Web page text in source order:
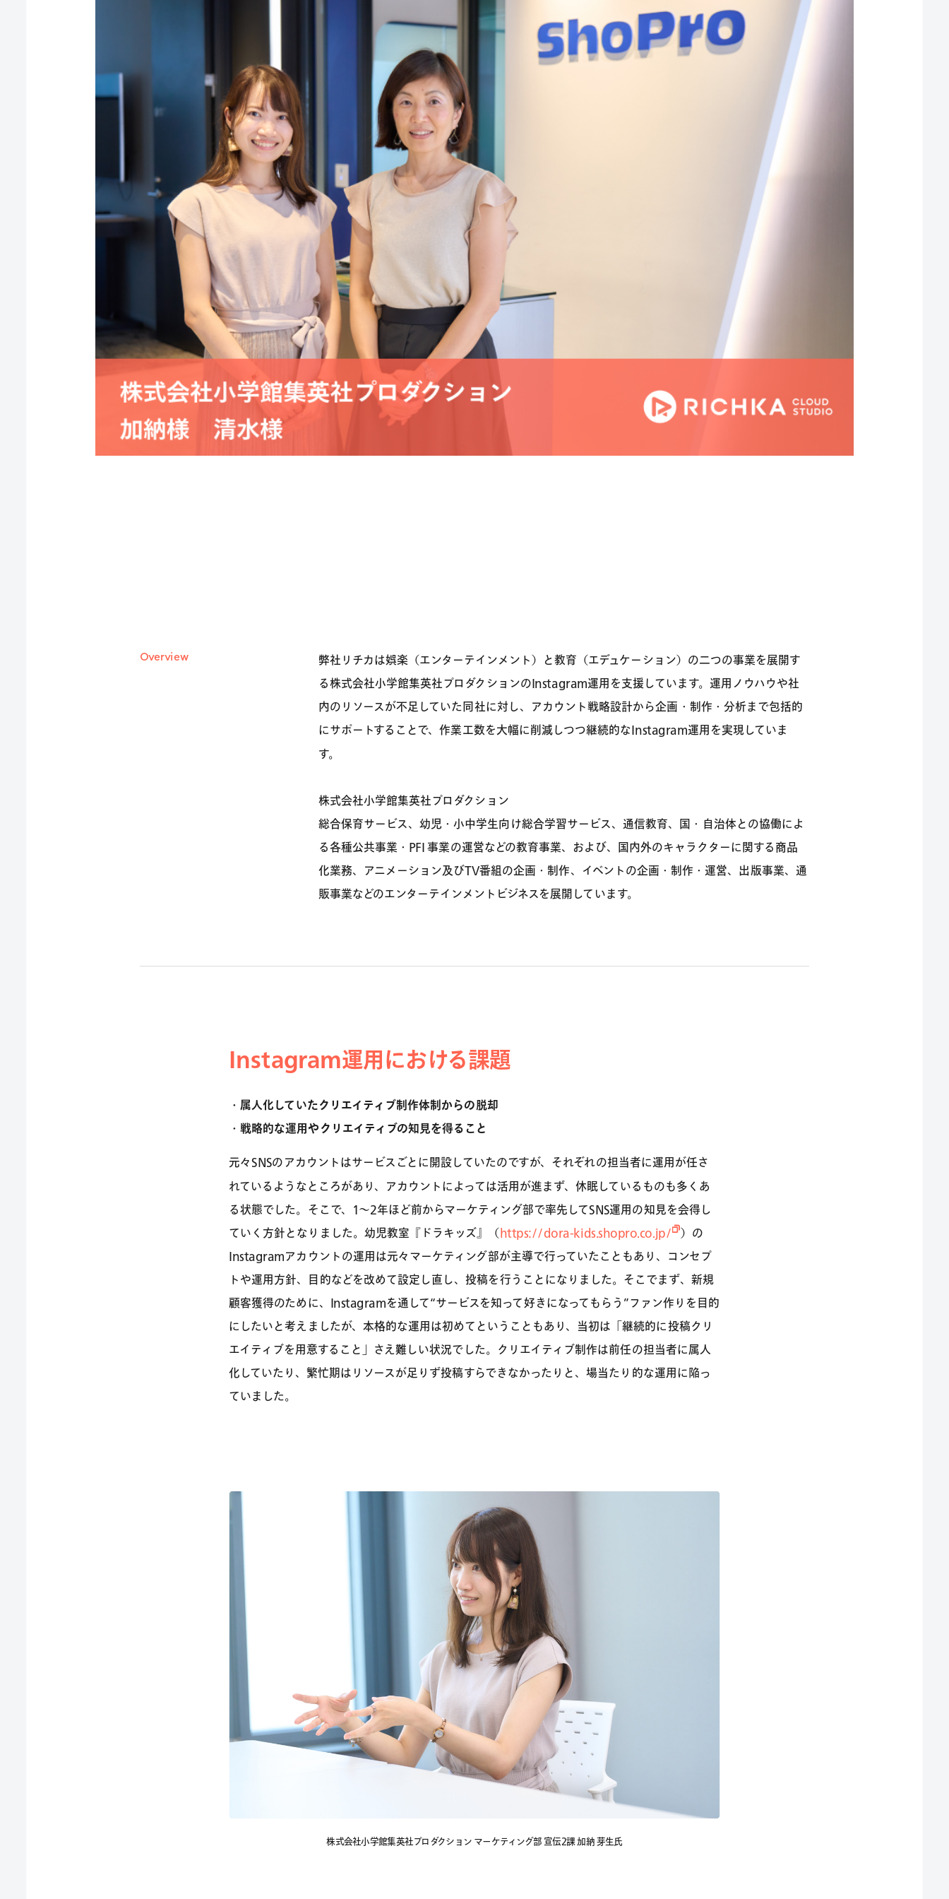
Overview
弊社リチカは娯楽（エンターテインメント）と教育（エデュケーション）の二つの事業を展開す
る株式会社小学館集英社プロダクションのInstagram運用を支援しています。運用ノウハウや社
内のリソースが不足していた同社に対し、アカウント戦略設計から企画・制作・分析まで包括的
にサポートすることで、作業工数を大幅に削減しつつ継続的なInstagram運用を実現していま
す。
株式会社小学館集英社プロダクション
総合保育サービス、幼児・小中学生向け総合学習サービス、通信教育、国・自治体との協働によ
る各種公共事業・PFI 事業の運営などの教育事業、および、国内外のキャラクターに関する商品
化業務、アニメーション及びTV番組の企画・制作、イベントの企画・制作・運営、出版事業、通
販事業などのエンターテインメントビジネスを展開しています。
Instagram運用における課題
・属人化していたクリエイティブ制作体制からの脱却
・戦略的な運用やクリエイティブの知見を得ること
元々SNSのアカウントはサービスごとに開設していたのですが、それぞれの担当者に運用が任さ
れているようなところがあり、アカウントによっては活用が進まず、休眠しているものも多くあ
る状態でした。そこで、1〜2年ほど前からマーケティング部で率先してSNS運用の知見を会得し
ていく方針となりました。幼児教室『ドラキッズ』（https://dora-kids.shopro.co.jp/ ）の
Instagramアカウントの運用は元々マーケティング部が主導で行っていたこともあり、コンセプ
トや運用方針、目的などを改めて設定し直し、投稿を行うことになりました。そこでまず、新規
顧客獲得のために、Instagramを通して“サービスを知って好きになってもらう”ファン作りを目的
にしたいと考えましたが、本格的な運用は初めてということもあり、当初は「継続的に投稿クリ
エイティブを用意すること」さえ難しい状況でした。 クリエイティブ制作は前任の担当者に属人
化していたり、繁忙期は リソースが足りず投稿すらできなかったり と、場当たり的な運用に陥っ
ていました。
株式会社小学館集英社プロダクション マーケティング部 宣伝2課 加納 芽生氏